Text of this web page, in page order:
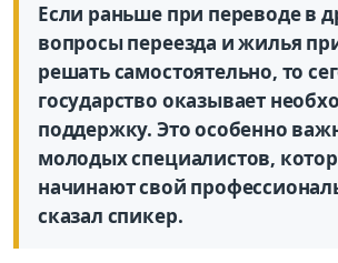
Если раньше при переводе в
вопросы переезда и жилья
решать самостоятельно, то
государство оказывает
поддержку. Это особенно
молодых специалистов,
начинают свой
сказал спикер.